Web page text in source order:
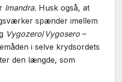
Imandra. Husk også, at
spænder imellem
Vygozero/Vygosero –
i selve krydsordets
den længde, som